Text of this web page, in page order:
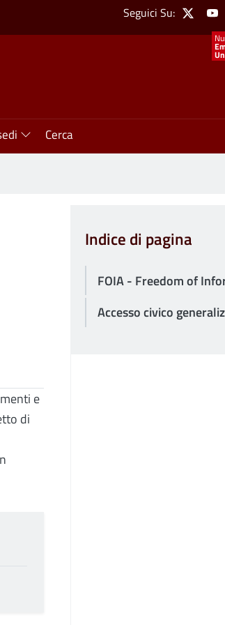
Social
Seguici Su: X
Cerca
e
di
Indice di pagina
FOIA - Freedom of
Accesso civico